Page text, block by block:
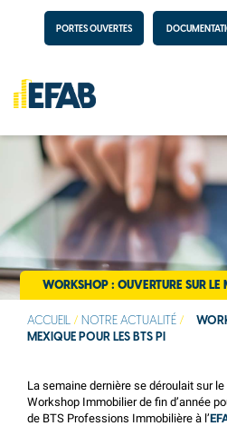
PORTES OUVERTES
WORKSHOP : OUVERTURE SUR LE
ACCUEIL / NOTRE ACTUALITÉ /
MEXIQUE POUR LES BTS PI
La semaine dernière se déroulait sur le
Workshop Immobilier de fin d’année
de BTS Professions Immobilière à l’